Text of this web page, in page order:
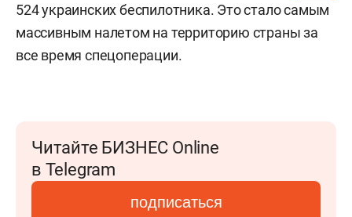
524 украинских беспилотника. Это стало самым
массивным налетом на территорию страны за
все время спецоперации.
Читайте БИЗНЕС Online
в Telegram
подписаться